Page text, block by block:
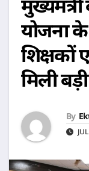
योजना
शिक्षकों
मिली
By